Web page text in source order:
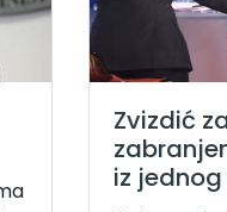
Zvizdić
iz